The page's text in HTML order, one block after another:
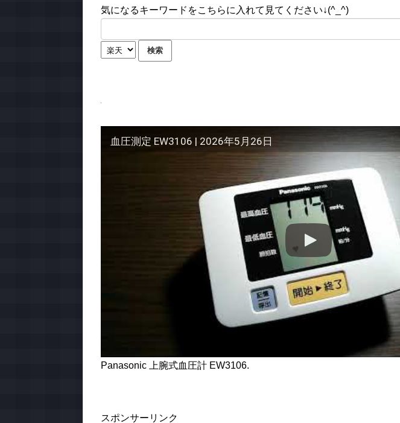
気になるキーワードをこちらに入れて見てください↓(^_^)
血圧測定 EW3106 | 2026年5月26日
Panasonic 上腕式血圧計 EW3106.
スポンサーリンク